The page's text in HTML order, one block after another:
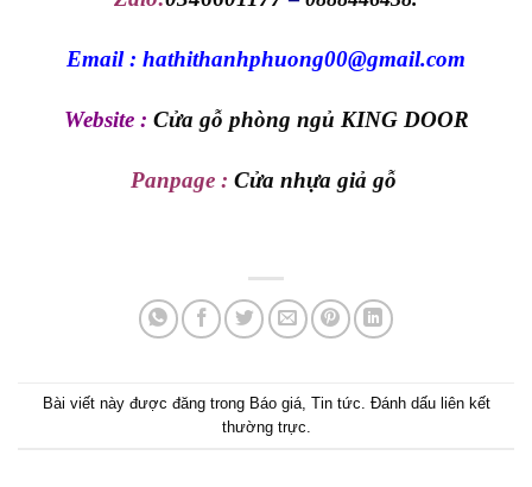
Email : hathithanhphuong00@gmail.com
Website : Cửa gỗ phòng ngủ KING DOOR
Panpage : Cửa nhựa giả gỗ
Bài viết này được đăng trong Báo giá, Tin tức . Đánh dấu liên kết
thường trực